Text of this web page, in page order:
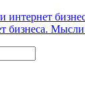
бизнеса.